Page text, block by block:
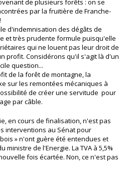
de plusieurs forêts : on se
par la fruitière de Franche-
d'indemnisation des dégâts de
et très prudente formule puisqu'elle
qui ne louent pas leur droit de
profit. Considérons qu'il s'agit là d'un
question...
de la forêt de montagne, la
sur les remontées mécaniques à
de créer une servitude pour
par câble.
en cours de finalisation, n'est pas
interventions au Sénat pour
» n'ont guère été entendues et
ministre de l'Energie. La TVA à 5,5%
fois écartée. Non, ce n'est pas